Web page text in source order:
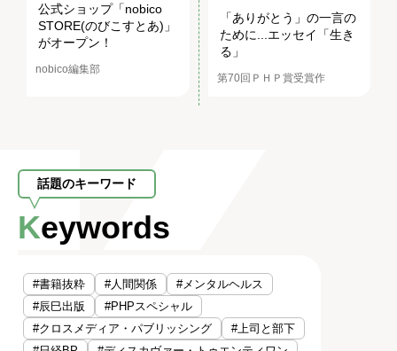
公式ショップ「nobico
STORE(のびこすとあ)」
がオープン！
nobico編集部
「ありがとう」の一言の
ために...エッセイ「生き
る」
第70回ＰＨＰ賞受賞作
話題のキーワード
Keywords
#書籍抜粋 #人間関係
#メンタルヘルス
#辰巳出版
#PHPスペシャル
#クロスメディア・パブリッシング
#上司と部下